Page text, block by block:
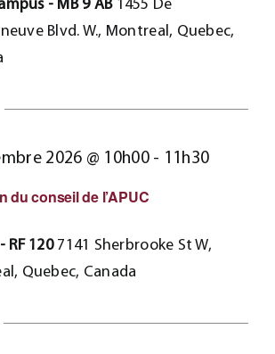
- MB 9 AB 1455 De
Blvd. W., Montreal, Quebec,
du conseil de l’APUC
2026 @ 10h00- 11h30
RF 120 7141 Sherbrooke St W,
Quebec, Canada